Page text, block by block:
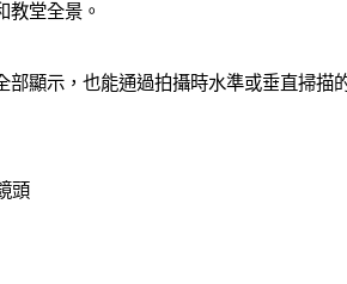
教堂全景。
部顯示，也能通過拍攝時水準或垂直掃描
頭